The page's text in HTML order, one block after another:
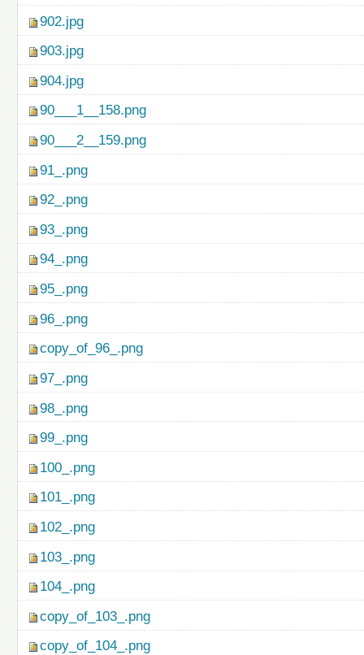
902.jpg
903.jpg
904.jpg
90___1__158.png
90___2__159.png
91_.png
92_.png
93_.png
94_.png
95_.png
96_.png
copy_of_96_.png
97_.png
98_.png
99_.png
100_.png
101_.png
102_.png
103_.png
104_.png
copy_of_103_.png
copy_of_104_.png